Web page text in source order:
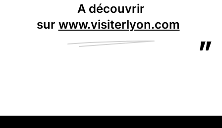
A découvrir
sur www.visiterlyon.com